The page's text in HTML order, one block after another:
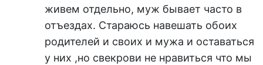
живем отдельно, муж бывает часто в
отъездах. Стараюсь навешать обоих
родителей и своих и мужа и оставаться
у них ,но свекрови не нравиться что мы